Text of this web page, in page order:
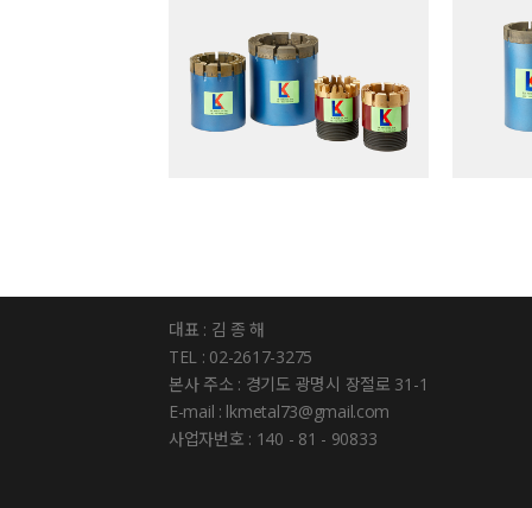
대표 : 김 종 해
TEL : 02-2617-3275
본사 주소 : 경기도 광명시 장절로 31-1
E-mail : lkmetal73@gmail.com
사업자번호 : 140 - 81 - 90833